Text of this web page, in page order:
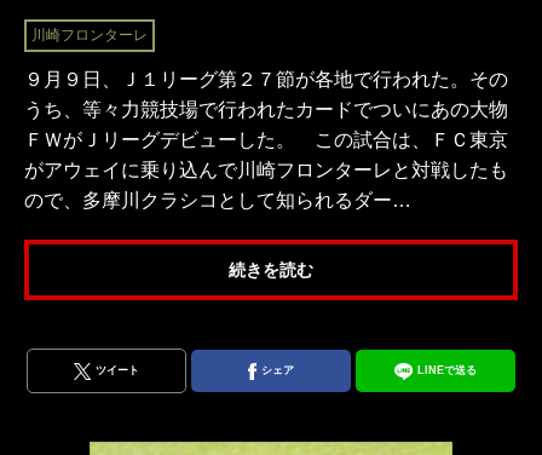
川崎フロンターレ
９月９日、Ｊ１リーグ第２７節が各地で行われた。その
うち、等々力競技場で行われたカードでついにあの大物
ＦＷがＪリーグデビューした。 この試合は、ＦＣ東京
がアウェイに乗り込んで川崎フロンターレと対戦したも
ので、多摩川クラシコとして知られるダー…
続きを読む
ツイート シェア LINEで送る